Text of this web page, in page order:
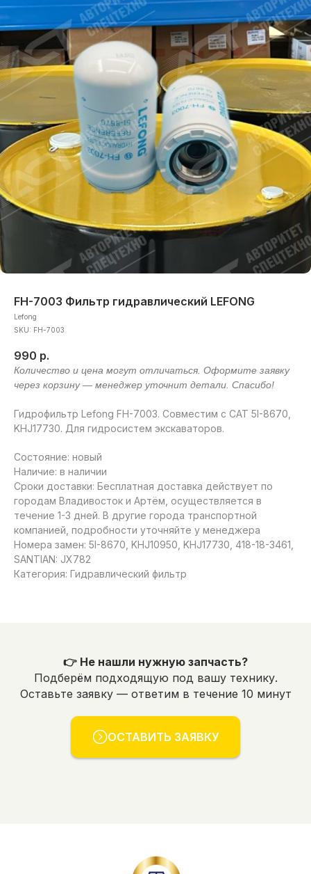
FH-7003 Фильтр гидравлический LEFONG
Lefong
SKU: FH-7003
990 р.
Гидрофильтр Lefong FH-7003. Совместим с CAT 5I-8670,
KHJ17730. Для гидросистем экскаваторов.
Состояние: новый
Наличие: в наличии
Сроки доставки: Бесплатная доставка действует по
городам Владивосток и Артём, осуществляется в
течение 1-3 дней. В другие города транспортной
компанией, подробности уточняйте у менеджера
Номера замен: 5I-8670, KHJ10950, KHJ17730, 418-18-3461,
SANTIAN: JX782
Категория: Гидравлический фильтр
👉 Не нашли нужную запчасть?
Подберём подходящую под вашу технику.
Оставьте заявку — ответим в течение 10 минут
ОСТАВИТЬ ЗАЯВКУ